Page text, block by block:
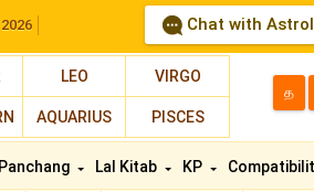
Chat with
LEO VIRGO
AQUARIUS PISCES
த
Panchang Lal Kitab KP